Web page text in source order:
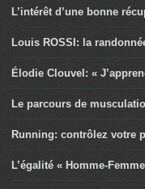
L’intérêt d’une bonne
Louis ROSSI: la
Élodie Clouvel: «
Le parcours de
Running: contrôlez votre
L’égalité « Homme-